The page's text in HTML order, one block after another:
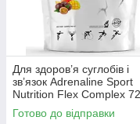
Для здоров’я суглобів і
зв’язок Adrenaline Sport
Nutrition Flex Complex
грам Смак: манго-
Готово до відправки